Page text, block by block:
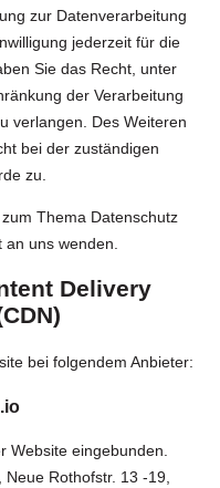
zur Datenverarbeitung
jederzeit für die
Sie das Recht, unter
der Verarbeitung
verlangen. Des Weiteren
bei der zuständigen
zu.
Thema Datenschutz
uns wenden.
Delivery
bei folgendem Anbieter:
Website eingebunden.
Rothofstr. 13 -19,